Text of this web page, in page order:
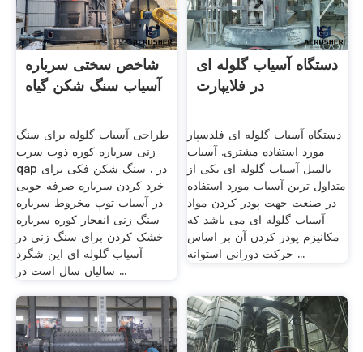
شاخص سختی سرباره
آسیاب سنگ شکن گیاه
طراحی آسیاب گلوله برای سنگ
زنی سرباره کوره ذوب سرب
qap در . سنگ شکن فکی برای
خرد کردن سرباره صرفه جویی
در آسیاب توپ مخروط سرباره
سنگ زنی انفجار کوره سرباره
خشک کردن برای سنگ زنی در
آسیاب گلوله ای این شگرد
سالیان سال است در ...
دستگاه آسیاب گلوله ای
در فلایپارت
دستگاه آسیاب گلوله ای فلدسپار
مورد استفاده مشتری. آسیاب
بالمیل آسیاب گلوله ای یکی از
متداول ترین آسیاب مورد استفاده
در صنعت جهت پودر کردن مواد
آسیاب گلوله ای می باشد که
مکانیزم پودر کردن آن بر اساس
حرکت دورانی استوانه ...